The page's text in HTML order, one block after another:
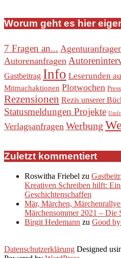
Worum geht es hier
7 Fragen an...
Autorenanfragen
Gastbeitrag Info Leserunden
Mitmachaktionen Plotwochen
Rezensionen Rezis unserer
Statusmeldungen Projekte
Verlagsanfragen Werbung
Zuletzt kommentiert
Roswitha Friebel zu
Kreativen Schreiben hilft:
Geschichtenschaffen
Mär, Märchen,
Märchensommer 2021 – Die
Birgit Hedemann zu Good
Datenschutzerklärung Designed